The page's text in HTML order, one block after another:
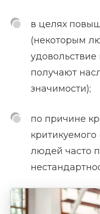
в целях
(некоторым
удовольствие
получают
значимости);
по причине
людей часто